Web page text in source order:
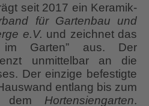
seit 2017 ein Keramik-
für Gartenbau und
e.V. und zeichnet das
Garten” aus. Der
unmittelbar an die
Der einzige befestigte
entlang bis zum
dem Hortensiengarten.